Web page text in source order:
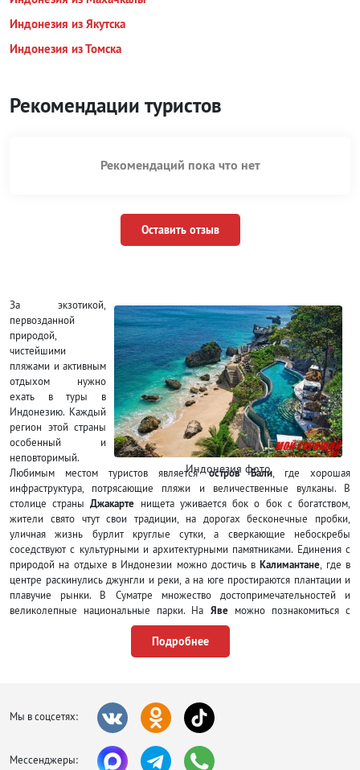
Индонезия из Якутска
Индонезия из Томска
Рекомендации туристов
Рекомендаций пока что нет
Оставить отзыв
Индонезия фото
За экзотикой,
первозданной
природой,
чистейшими
пляжами и активным
отдыхом нужно
ехать в туры в
Индонезию. Каждый
регион этой страны
особенный и
неповторимый.
Любимым местом туристов являетсяостров Бали, где хорошая
инфраструктура, потрясающие пляжи и величественные вулканы. В
столице страныДжакарте нищета уживается бок о бок с богатством,
жители свято чтут свои традиции, на дорогах бесконечные пробки,
уличная жизнь бурлит круглые сутки, а сверкающие небоскребы
соседствуют с культурными и архитектурными памятниками. Единения с
природой на отдыхе в Индонезии можно достичь вКалимантане , где в
центре раскинулись джунгли и реки, а на юге простираются плантации и
плавучие рынки. В Суматре множество достопримечательностей и
великолепные национальные парки. На Явеможно познакомиться с
процессом выращивания и приготовления чая, в
пустынном пляже с серо-белым песком, а на
Индонезию
все популярнее активный отдых, возможностей для которого в стране
Подробнее
Мы в соцсетях:
Мессенджеры: